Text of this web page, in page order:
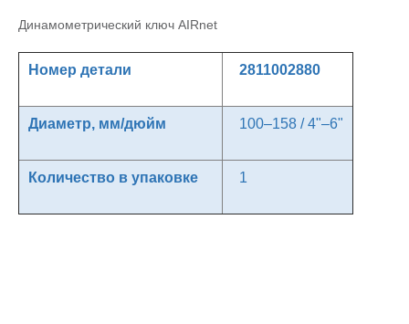
Динамометрический ключ AIRnet
Номер детали 2811002880
Диаметр, мм/дюйм 100–158 / 4"–6"
Количество в упаковке 1